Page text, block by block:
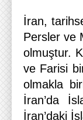
İran,
Persler ve
olmuştur.
ve Farisi
olmakla
İran’da
İran’daki